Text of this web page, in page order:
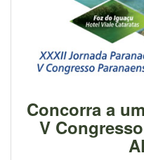
Concorra a
V